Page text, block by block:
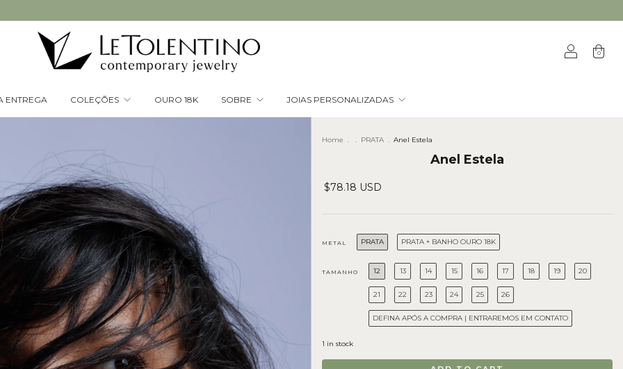
0
ENTREGA COLEÇÕES OURO 18K SOBRE JOIAS PERSONALIZADAS
Home . . PRATA . Anel Estela
Anel Estela
$78.18 USD
METAL PRATA PRATA + BANHO OURO 18K
TAMANHO 12 13 14 15 16 17 18 19 20
21 22 23 24 25 26
DEFINA APÓS A COMPRA | ENTRAREMOS EM CONTATO
1 in stock